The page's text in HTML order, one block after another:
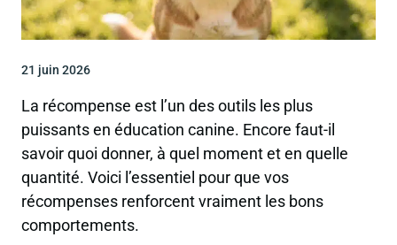
21 juin 2026
La récompense est l’un des outils les plus
puissants en éducation canine. Encore faut-il
savoir quoi donner, à quel moment et en quelle
quantité. Voici l’essentiel pour que vos
récompenses renforcent vraiment les bons
comportements.